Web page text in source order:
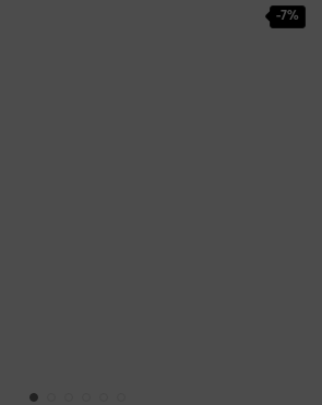
-7%